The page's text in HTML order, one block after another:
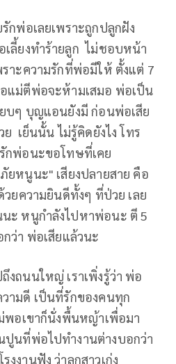
กพ่อเลยเพราะถูกปลูกฝัง
เลี้ยงทำร้ายลูก ไม่ชอบหน้า
าะความรักที่พ่อมีให้ ตั้งแต่ 7
ม่ตีพ่อจะห้ามเสมอ พ่อเป็น
บๆ บุญแอนยังมี ก่อนพ่อเสีย
เย็นนั้น ไม่รู้คิดยังไง โทร
พ่อนะขอโทษที่เคย
ยหนูนะ" เสียงปลายสาย คือ
ยความยินดีทั้งๆ ที่ป่วย เลย
ะ หนูกำลังไปหาพ่อนะ ตี 5
ว่า พ่อเสียแล้วนะ
ถนนใหญ่ เราเพิ่งรู้ว่า พ่อ
ามดี เป็นที่รักของคนทุก
พอเขาก็นั่งพื้นหญ้าเพื่อมา
ปูนที่พ่อไปทำงานต่างบอกว่า
งานฟัง ว่าลูกสาวเก่ง